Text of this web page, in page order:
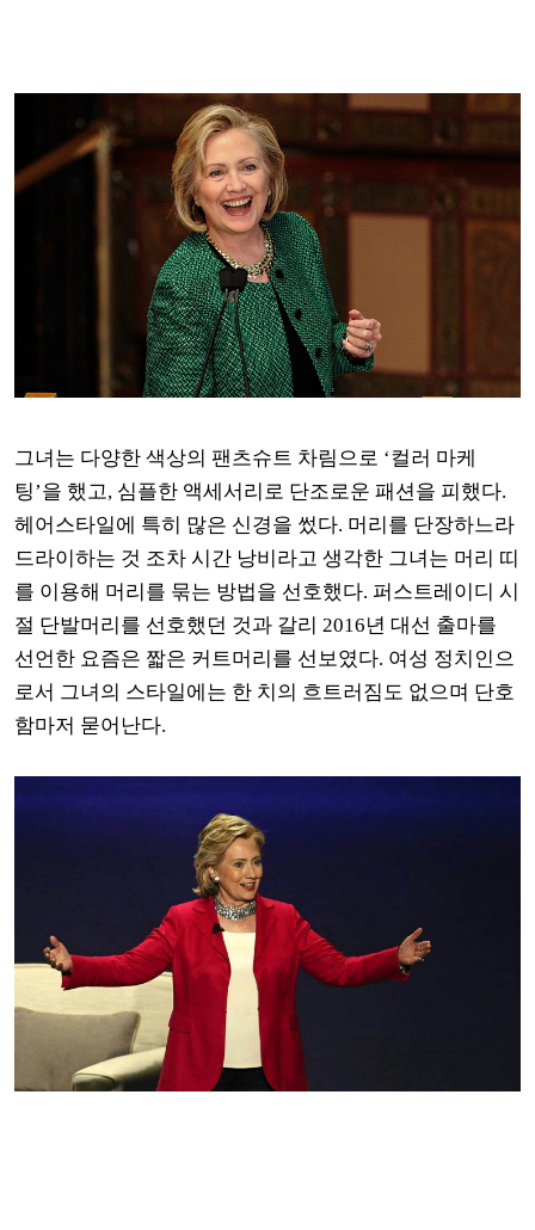
그녀는 다양한 색상의 팬츠슈트 차림으로 ‘컬러 마케
팅’을 했고, 심플한 액세서리로 단조로운 패션을 피했다.
헤어스타일에 특히 많은 신경을 썼다. 머리를 단장하느라
드라이하는 것 조차 시간 낭비라고 생각한 그녀는 머리 띠
를 이용해 머리를 묶는 방법을 선호했다. 퍼스트레이디 시
절 단발머리를 선호했던 것과 갈리 2016년 대선 출마를
선언한 요즘은 짧은 커트머리를 선보였다. 여성 정치인으
로서 그녀의 스타일에는 한 치의 흐트러짐도 없으며 단호
함마저 묻어난다.